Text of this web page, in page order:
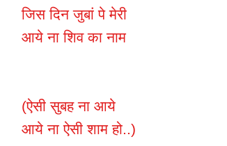
जिस दिन जुबां पे मेरी
आये ना शिव का नाम
(ऐसी सुबह ना आये
आये ना ऐसी शाम हो..)